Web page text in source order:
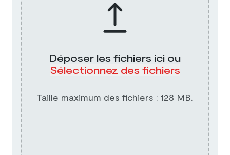
Déposer les fichiers ici ou
Sélectionnez des fichiers
Taille maximum des fichiers : 128 MB.